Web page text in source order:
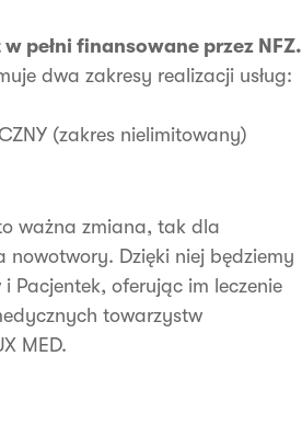
pełni finansowane przez NFZ.
dwa zakresy realizacji usług:
(zakres nielimitowany)
ważna zmiana, tak dla
Dzięki niej będziemy
Pacjentek, oferując im leczenie
towarzystw
MED.